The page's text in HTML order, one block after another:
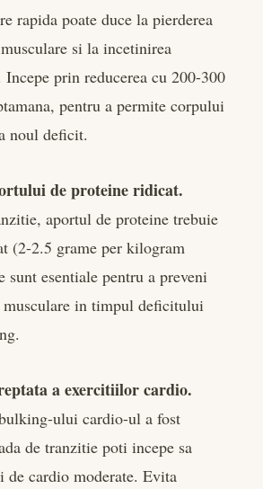
rapida poate duce la pierderea
si la incetinirea
prin reducerea cu 200-300
pentru a permite corpului
noul deficit.
de proteine ridicat.
aportul de proteine trebuie
(2-2.5 grame per kilogram
sunt esentiale pentru a preveni
musculare in timpul deficitului
a exercitiilor cardio.
ului cardio-ul a fost
de tranzitie poti incepe sa
de cardio moderate. Evita